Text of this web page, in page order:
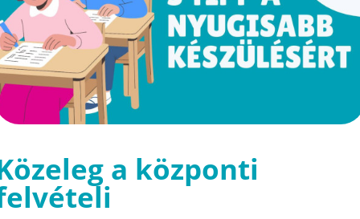
a központi